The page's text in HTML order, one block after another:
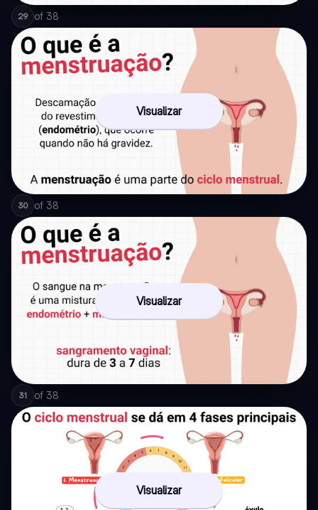
29 of 38
Visualizar
30 of 38
Visualizar
31 of 38
Visualizar